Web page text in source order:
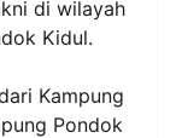
di wilayah
Kidul.
Kampung
Pondok